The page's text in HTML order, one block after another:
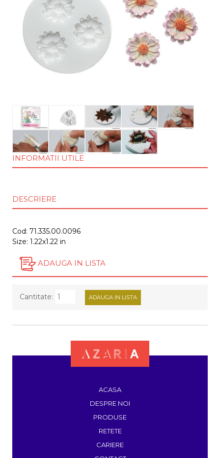
INFORMATII UTILE
DESCRIERE
Cod: 71.335.00.0096
Size: 1.22x1.22 in
ADAUGA IN LISTA
Cantitate:
ACASA
DESPRE NOI
PRODUSE
RETETE
CARIERE